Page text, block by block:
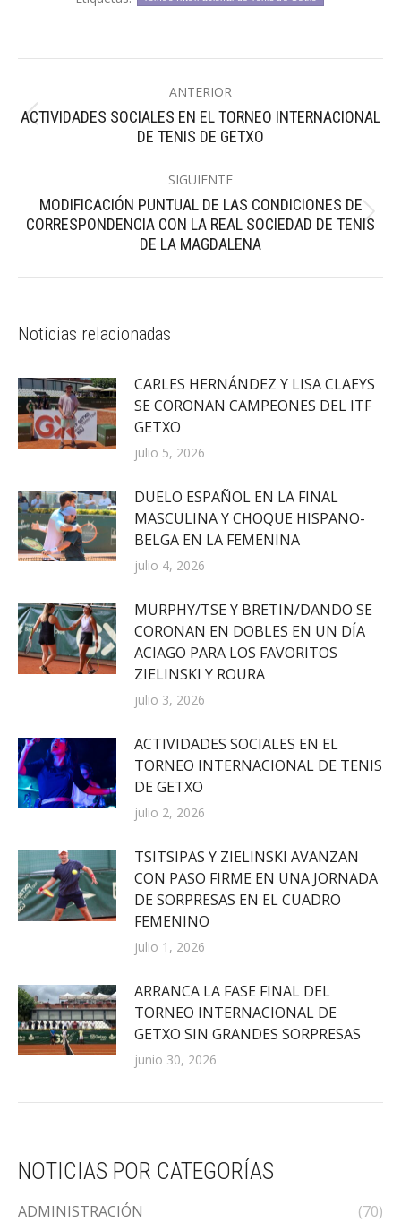
entre
publicaciones
ANTERIOR
Publicación
anterior:
ACTIVIDADES SOCIALES EN EL TORNEO INTERNACIONAL
DE TENIS DE GETXO
SIGUIENTE
Publicación
siguiente:
MODIFICACIÓN PUNTUAL DE LAS CONDICIONES DE
CORRESPONDENCIA CON LA REAL SOCIEDAD DE TENIS
DE LA MAGDALENA
Noticias relacionadas
CARLES HERNÁNDEZ Y LISA CLAEYS
SE CORONAN CAMPEONES DEL ITF
GETXO
julio 5, 2026
DUELO ESPAÑOL EN LA FINAL
MASCULINA Y CHOQUE HISPANO-
BELGA EN LA FEMENINA
julio 4, 2026
MURPHY/TSE Y BRETIN/DANDO SE
CORONAN EN DOBLES EN UN DÍA
ACIAGO PARA LOS FAVORITOS
ZIELINSKI Y ROURA
julio 3, 2026
ACTIVIDADES SOCIALES EN EL
TORNEO INTERNACIONAL DE TENIS
DE GETXO
julio 2, 2026
TSITSIPAS Y ZIELINSKI AVANZAN
CON PASO FIRME EN UNA JORNADA
DE SORPRESAS EN EL CUADRO
FEMENINO
julio 1, 2026
ARRANCA LA FASE FINAL DEL
TORNEO INTERNACIONAL DE
GETXO SIN GRANDES SORPRESAS
junio 30, 2026
NOTICIAS POR CATEGORÍAS
ADMINISTRACIÓN
(70)